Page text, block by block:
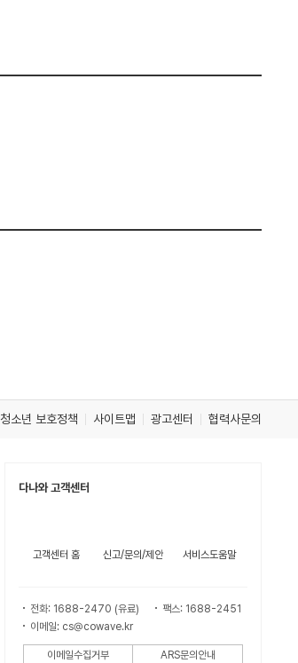
청소년 보호정책 사이트맵 광고센터 협력사문의
다나와 고객센터
고객센터 홈 신고/문의/제안 서비스도움말
전화: 1688-2470 (유료)
팩스: 1688-2451
이메일: cs@cowave.kr
이메일수집거부 ARS문의안내